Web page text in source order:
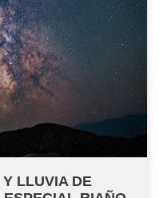
LLUVIA DE